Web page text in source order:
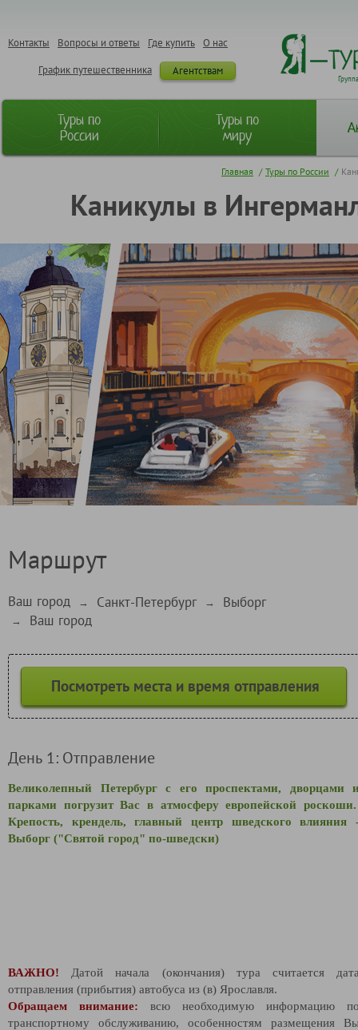
О нас
Где купить
Вопросы и ответы
Контакты
Агентствам
График путешественника
Туры по
России
Туры по
миру
Главная / Туры по России /
Каникулы в
Маршрут
Ваш город → Санкт-Петербург → Выборг
→ Ваш город
Посмотреть места и время отправления
День 1: Отправление
Великолепный Петербург с его проспектами, дворцами
парками погрузит Вас в атмосферу европейской
Крепость, крендель, главный центр шведского влияния
Выборг ("Святой город" по-шведски)
ВАЖНО! Датой начала (окончания) тура считается
отправления (прибытия) автобуса из (в) Ярославля.
Обращаем внимание:
всю необходимую информацию
транспортному обслуживанию, особенностям размещения